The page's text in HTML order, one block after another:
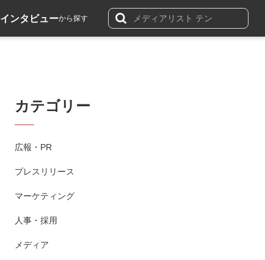
インタビューから探す
カテゴリー
広報・PR
プレスリリース
マーケティング
人事・採用
メディア